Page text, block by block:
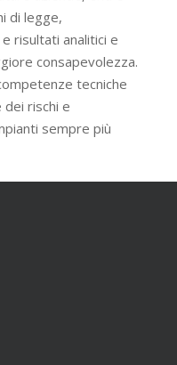
di legge,
risultati analitici e
consapevolezza.
tecniche
rischi e
sempre più